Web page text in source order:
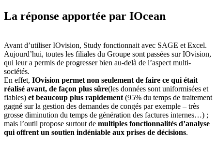
La réponse apportée par IOcean
Avant d’utiliser IOvision, Study fonctionnait avec SAGE et Excel.
Aujourd’hui, toutes les filiales du Groupe sont passées sur IOvision,
qui leur a permis de progresser bien au-delà de l’aspect multi-
sociétés.
En effet, IOvision permet non seulement de faire ce qui était
réalisé avant, de façon plus sûre(les données sont uniformisées et
fiables) et beaucoup plus rapidement (95% du temps de traitement
gagné sur la gestion des demandes de congés par exemple – très
grosse diminution du temps de génération des factures internes…) ;
mais l’outil propose surtout de multiples fonctionnalités d’analyse
qui offrent un soutien indéniable aux prises de décisions.